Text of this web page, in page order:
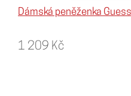
Dámská peněženka
1 209 Kč